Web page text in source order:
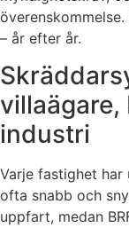
– år efter år.
villaägare,
industri
Varje fastighet har
ofta snabb och
uppfart, medan